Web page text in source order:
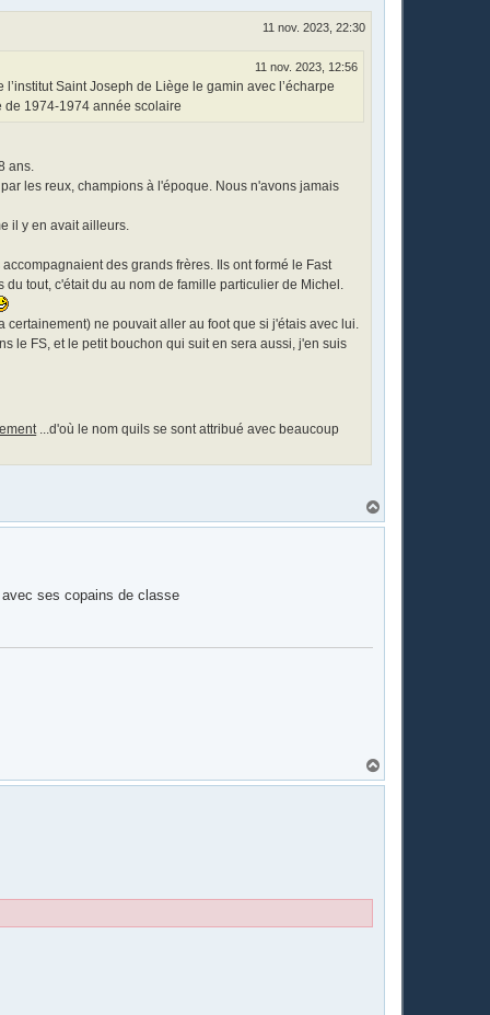
11 nov. 2023, 22:30
11 nov. 2023, 12:56
Saint Joseph de Liège le gamin avec l’écharpe
de 1974-1974 année scolaire
ans.
les reux, champions à l'époque. Nous n'avons jamais
il y en avait ailleurs.
des grands frères. Ils ont formé le Fast
tout, c'était du au nom de famille particulier de Michel.
ne pouvait aller au foot que si j'étais avec lui.
le FS, et le petit bouchon qui suit en sera aussi, j'en suis
...d'où le nom quils se sont attribué avec beaucoup
a
ses copains de classe
a